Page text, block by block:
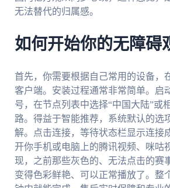
无法替代的归属感。
如何开始你的无障碍
首先，你需要根据自己常用的设备，
客户端。安装过程通常非常简单。启
号，在节点列表中选择“中国大陆”或
路。得益于智能推荐，系统默认的选
解。点击连接，等待状态栏显示连接
开你手机或电脑上的腾讯视频、咪咕
现，之前那些灰色的、无法点击的赛
变得色彩鲜艳、可以正常播放了。整